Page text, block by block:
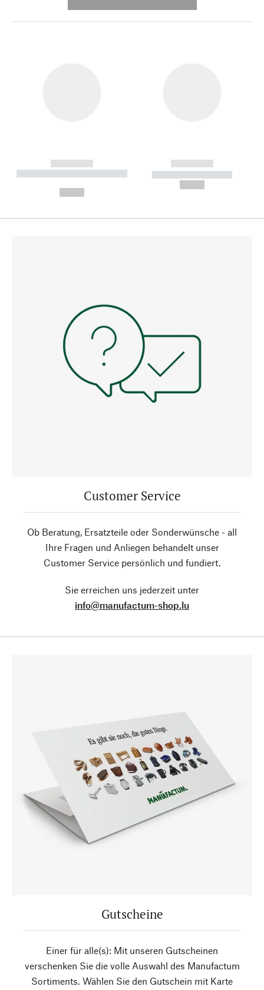
------------
----------- ----------- --------
------------
----------- -----------
Customer Service
Ob Beratung, Ersatzteile oder Sonderwünsche - all
Ihre Fragen und Anliegen behandelt unser
Customer Service persönlich und fundiert.
Sie erreichen uns jederzeit unter
info@manufactum-shop.lu
Gutscheine
Einer für alle(s): Mit unseren Gutscheinen
verschenken Sie die volle Auswahl des Manufactum
Sortiments. Wählen Sie den Gutschein mit Karte